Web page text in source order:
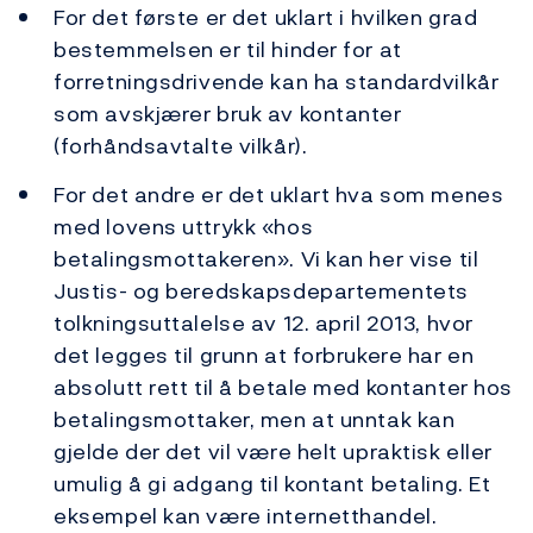
For det første er det uklart i hvilken grad
bestemmelsen er til hinder for at
forretningsdrivende kan ha standardvilkår
som avskjærer bruk av kontanter
(forhåndsavtalte vilkår).
For det andre er det uklart hva som menes
med lovens uttrykk «hos
betalingsmottakeren». Vi kan her vise til
Justis- og beredskapsdepartementets
tolkningsuttalelse av 12. april 2013, hvor
det legges til grunn at forbrukere har en
absolutt rett til å betale med kontanter hos
betalingsmottaker, men at unntak kan
gjelde der det vil være helt upraktisk eller
umulig å gi adgang til kontant betaling. Et
eksempel kan være internetthandel.